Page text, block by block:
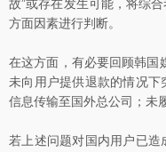
故”或存在发生可能，将综
方面因素进行判断。
在这方面，有必要回顾韩国
未向用户提供退款的情况下
信息传输至国外总公司；未
若上述问题对国内用户已造